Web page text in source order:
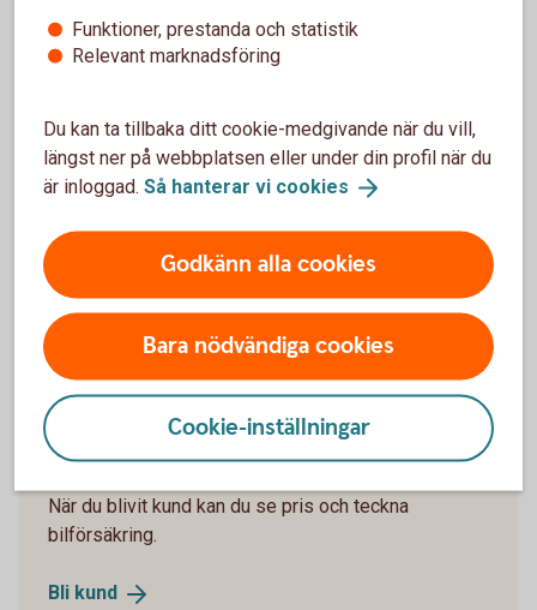
gälla?
täcker bilförsäkringen då?
Gäller bilförsäkringen utanför Sverige?
Vilka bilar har en vagnskadegaranti?
Välkommen att bli kund
När du blivit kund kan du se pris och teckna
bilförsäkring.
Bli kund
Funktioner, prestanda och statistik
Relevant marknadsföring
Du kan ta tillbaka ditt cookie-medgivande när du vill,
längst ner på webbplatsen eller under din profil när du
är inloggad. Så hanterar vi cookies
Godkänn alla cookies
Bara nödvändiga cookies
Cookie-inställningar